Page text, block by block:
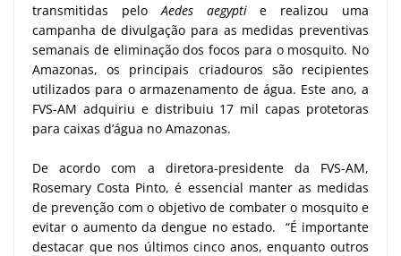
transmitidas pelo Aedes aegyptie realizou uma
campanha de divulgação para as medidas preventivas
semanais de eliminação dos focos para o mosquito. No
Amazonas, os principais criadouros são recipientes
utilizados para o armazenamento de água. Este ano, a
FVS-AM adquiriu e distribuiu 17 mil capas protetoras
para caixas d’água no Amazonas.
De acordo com a diretora-presidente da FVS-AM,
Rosemary Costa Pinto, é essencial manter as medidas
de prevenção com o objetivo de combater o mosquito e
evitar o aumento da dengue no estado. “É importante
destacar que nos últimos cinco anos, enquanto outros